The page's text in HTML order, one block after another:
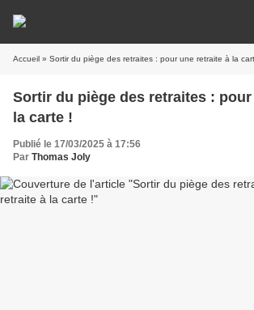
Accueil » Sortir du piège des retraites : pour une retraite à la
Sortir du piège des retraites :
la carte !
Publié le 17/03/2025 à 17:56
Par Thomas Joly